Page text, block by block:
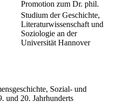
Promotion zum Dr. phil.
Studium der Geschichte,
Literaturwissenschaft und
Soziologie an der
Universität Hannover
Sozial- und
und 20. Jahrhunderts